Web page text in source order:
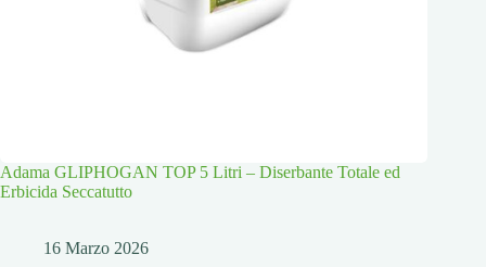
Adama GLIPHOGAN TOP 5 Litri – Diserbante Totale ed
Erbicida Seccatutto
16 Marzo 2026